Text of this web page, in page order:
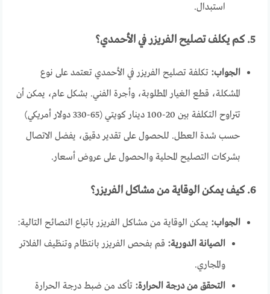
استبدال.
5. كم يكلف تصليح الفريزر في الأحمدي؟
الجواب: تكلفة تصليح الفريزر في الأحمدي تعتمد على نوع
المشكلة، قطع الغيار المطلوبة، وأجرة الفني. بشكل عام، يمكن أن
تتراوح التكلفة بين 20-100 دينار كويتي (65-330 دولار أمريكي)
حسب شدة العطل. للحصول على تقدير دقيق، يفضل الاتصال
بشركات التصليح المحلية والحصول على عروض أسعار.
6. كيف يمكن الوقاية من مشاكل الفريزر؟
الجواب: يمكن الوقاية من مشاكل الفريزر باتباع النصائح التالية:
الصيانة الدورية: قم بفحص الفريزر بانتظام وتنظيف الفلاتر
والمجاري.
التحقق من درجة الحرارة: تأكد من ضبط درجة الحرارة